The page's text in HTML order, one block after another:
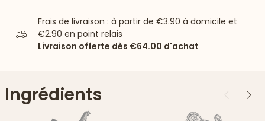
Frais de livraison : à partir de €3.90 à domicile et
€2.90 en point relais
Livraison offerte dès €64.00 d'achat
Ingrédients Précédent